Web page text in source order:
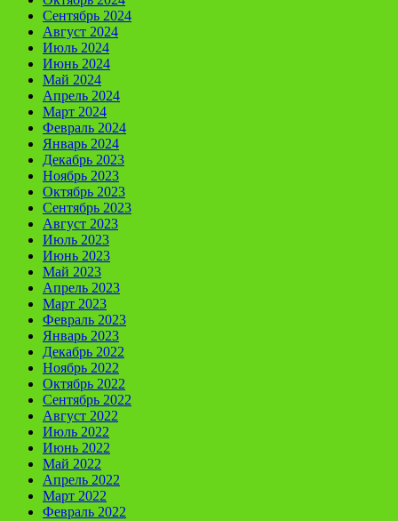
Сентябрь 2024
Август 2024
Июль 2024
Июнь 2024
Май 2024
Апрель 2024
Март 2024
Февраль 2024
Январь 2024
Декабрь 2023
Ноябрь 2023
Октябрь 2023
Сентябрь 2023
Август 2023
Июль 2023
Июнь 2023
Май 2023
Апрель 2023
Март 2023
Февраль 2023
Январь 2023
Декабрь 2022
Ноябрь 2022
Октябрь 2022
Сентябрь 2022
Август 2022
Июль 2022
Июнь 2022
Май 2022
Апрель 2022
Март 2022
Февраль 2022